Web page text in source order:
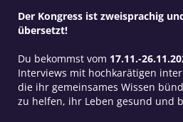
Der Kongress ist zweisprachig
übersetzt!
Du bekommst vom 17.11.-
Interviews mit hochkarätigen
die ihr gemeinsames Wissen
zu helfen, ihr Leben gesund und